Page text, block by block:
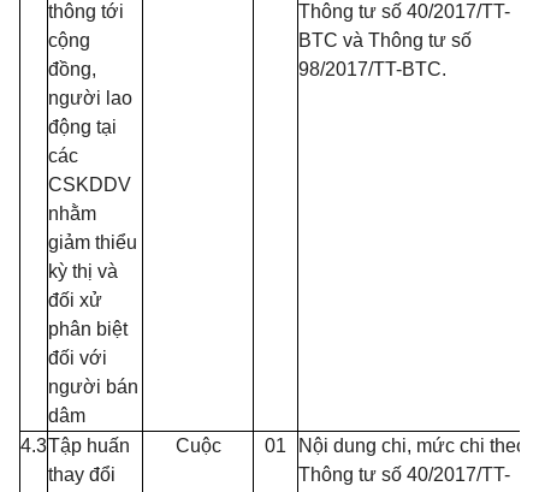
thông tới
cộng
đồng,
người lao
động tại
các
CSKDDV
nhằm
giảm thiểu
kỳ thị và
đối xử
phân biệt
đối với
người bán
dâm
Thông tư số 40/2017/TT-
BTC và Thông tư số
98/2017/TT-BTC.
4.3Tập huấn
thay đổi
Cuộc 01
Nội dung chi, mức chi theo
Thông tư số 40/2017/TT-